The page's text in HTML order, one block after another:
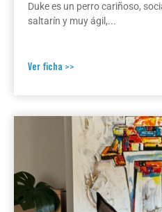
Duke es un perro cariñoso,
saltarín y muy ágil,...
Ver ficha >>